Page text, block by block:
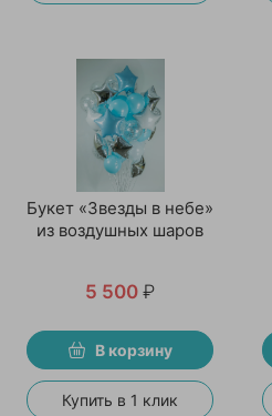
Букет «Звезды в небе»
из воздушных шаров
5 500 ₽
В корзину
Купить в 1 клик